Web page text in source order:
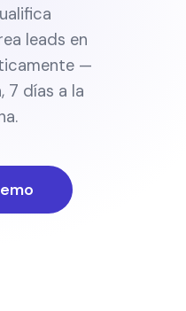
leads en
—
7 días a la